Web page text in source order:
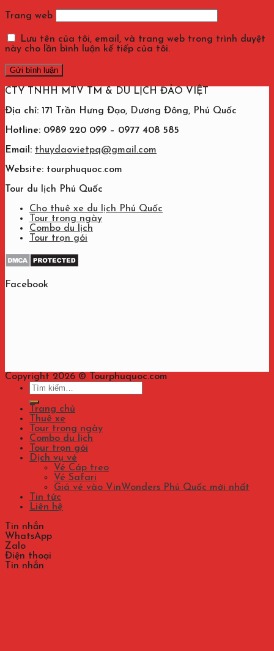
Trang web
Lưu tên của tôi, email, và trang web trong trình duyệt
này cho lần bình luận kế tiếp của tôi.
CTY TNHH MTV TM & DU LỊCH ĐẢO VIỆT
Địa chỉ: 171 Trần Hưng Đạo, Dương Đông, Phú Quốc
Hotline: 0989 220 099 – 0977 408 585
Email: thuydaovietpq@gmail.com
Website: tourphuquoc.com
Tour du lịch Phú Quốc
Cho thuê xe du lịch Phú Quốc
Tour trong ngày
Combo du lịch
Tour trọn gói
Facebook
Copyright 2026 ©
Tourphuquoc.com
Tìm
kiếm:
Trang chủ
Thuê xe
Tour trong ngày
Combo du lịch
Tour trọn gói
Dịch vụ vé
Vé Cáp treo
Vé Safari
Giá vé vào VinWonders Phú Quốc mới nhất
Tin tức
Liên hệ
Tin nhắn
WhatsApp
Zalo
Điện thoại
Tin nhắn